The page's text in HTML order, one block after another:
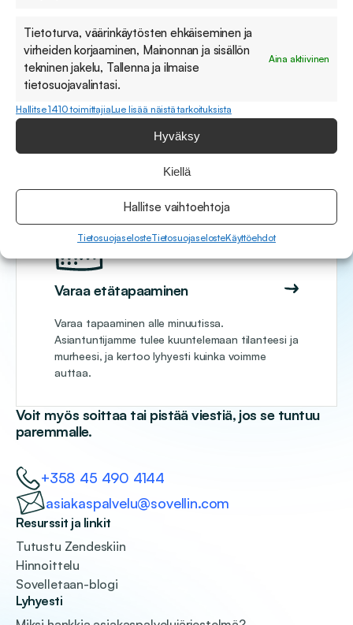
Tietoturva, väärinkäytösten ehkäiseminen ja
virheiden korjaaminen, Mainonnan ja sisällön
tekninen jakelu, Tallenna ja ilmaise
tietosuojavalintasi.
Aina aktiivinen
Hallitse 1410 toimittajiaLue lisää näistä tarkoituksista
Hyväksy
Kiellä
Hallitse vaihtoehtoja
TietosuojaselosteTietosuojaselosteKäyttöehdot
Varaa etätapaaminen
Varaa tapaaminen alle minuutissa.
Asiantuntijamme tulee kuuntelemaan tilanteesi ja
murheesi, ja kertoo lyhyesti kuinka voimme
auttaa.
Voit myös soittaa tai pistää viestiä, jos se tuntuu
paremmalle.
+358 45 490 4144
asiakaspalvelu@sovellin.com
Resurssit ja linkit
Tutustu Zendeskiin
Hinnoittelu
Sovelletaan-blogi
Lyhyesti